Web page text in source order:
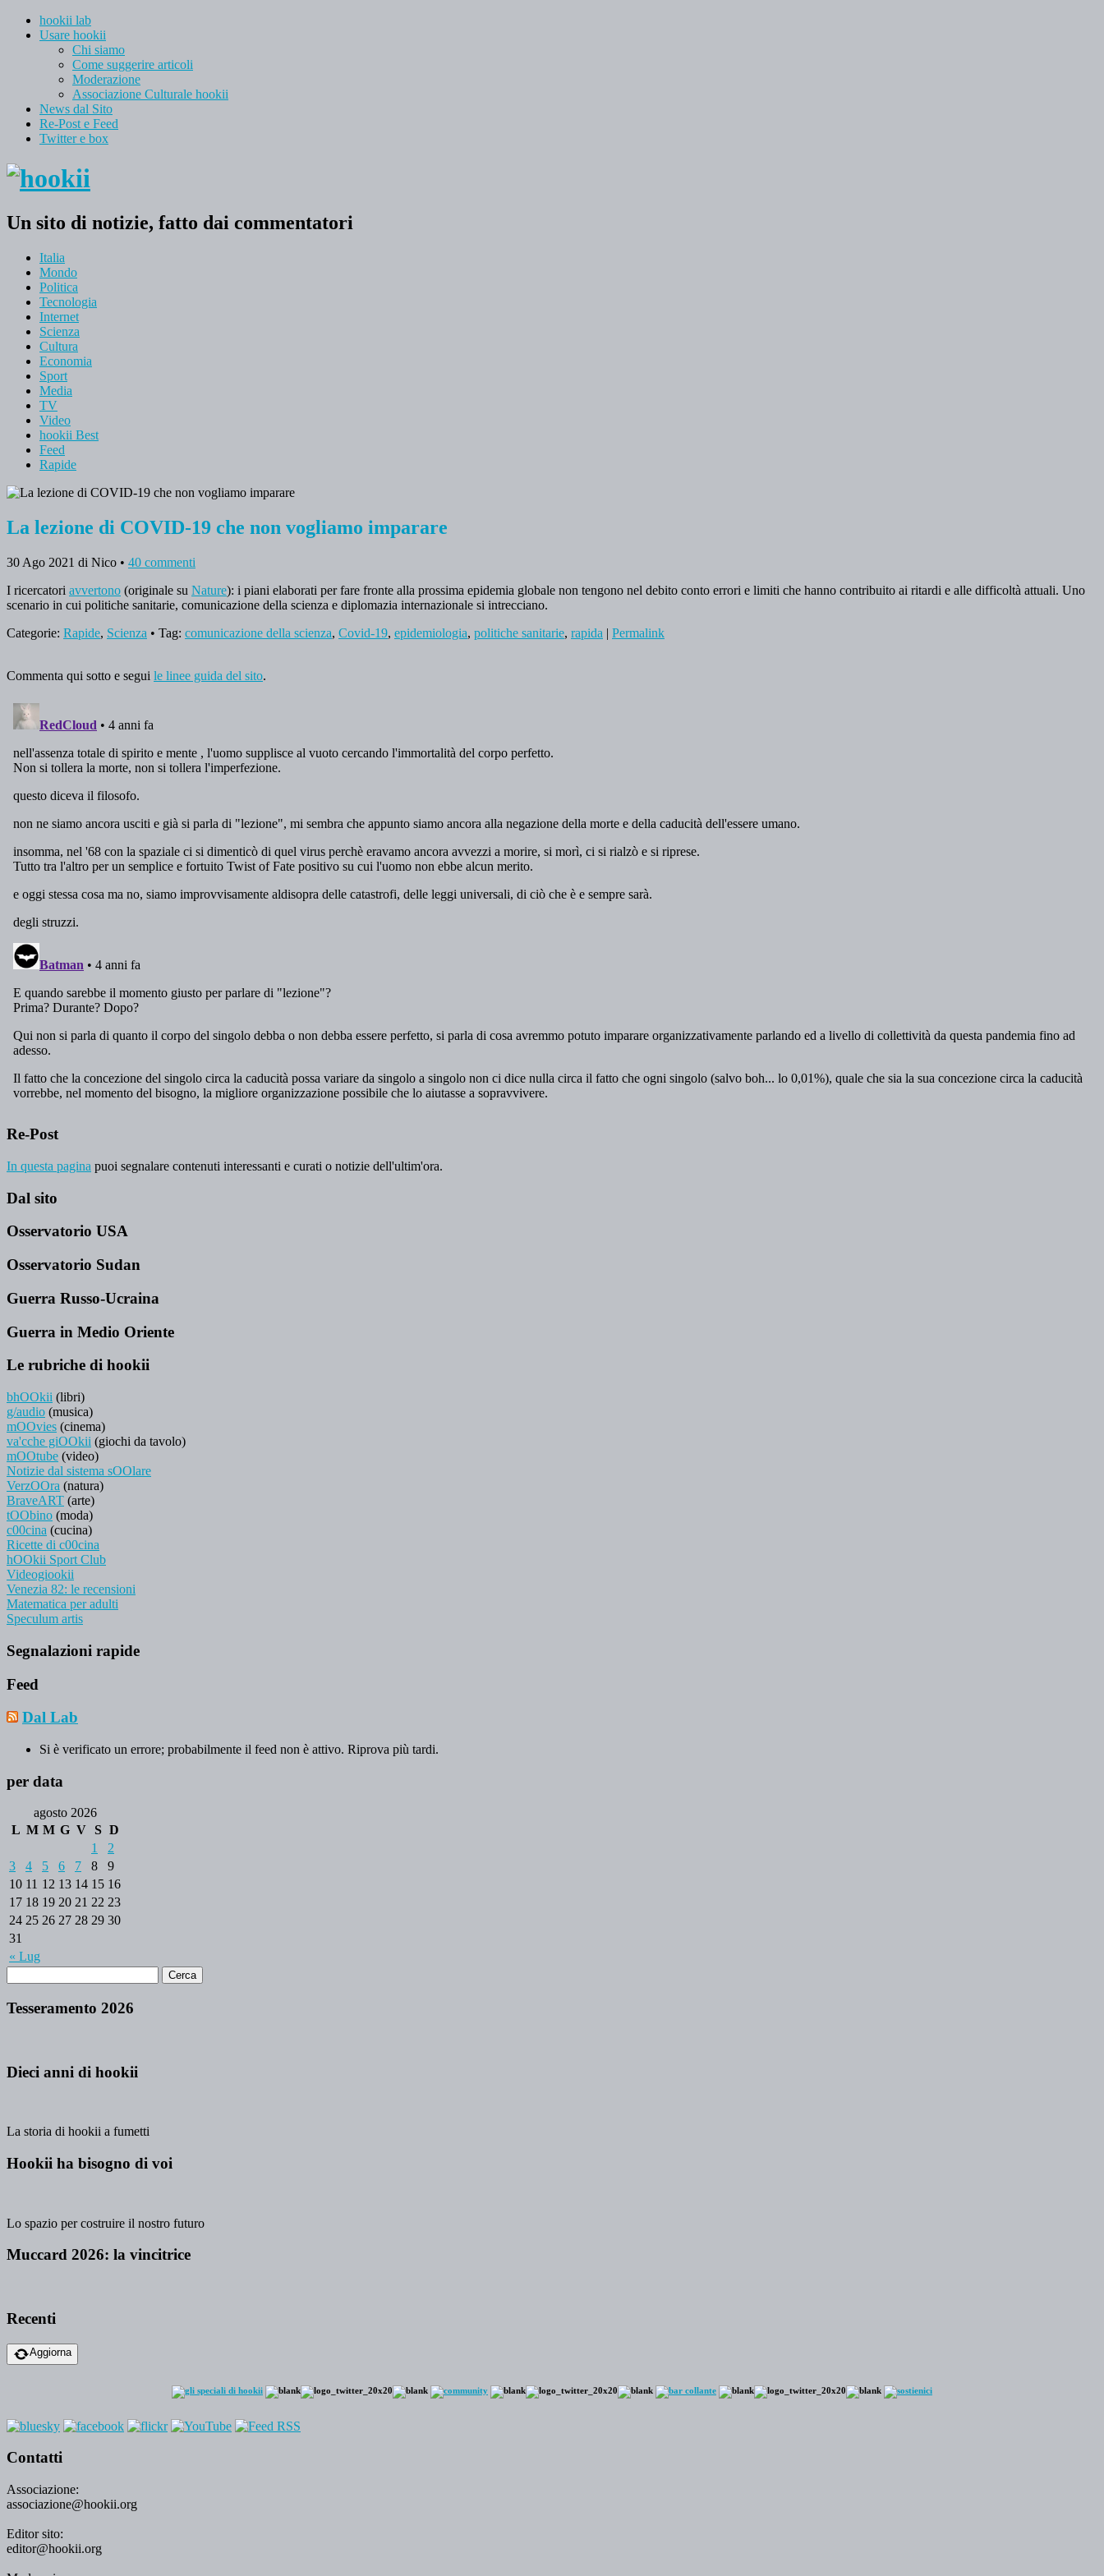
hookii lab
Usare hookii
Chi siamo
Come suggerire articoli
Moderazione
Associazione Culturale hookii
News dal Sito
Re-Post e Feed
Twitter e box
Un sito di notizie, fatto dai commentatori
Italia
Mondo
Politica
Tecnologia
Internet
Scienza
Cultura
Economia
Sport
Media
TV
Video
hookii Best
Feed
Rapide
La lezione di COVID-19 che non vogliamo imparare
30 Ago 2021 di Nico • 40 commenti
I ricercatori avvertono (originale su Nature): i piani elaborati per fare fronte alla prossima epidemia globale non tengono nel debito conto errori e limiti che hanno contribuito ai ritardi e alle difficoltà attuali. Uno
scenario in cui politiche sanitarie, comunicazione della scienza e diplomazia internazionale si intrecciano.
Categorie: Rapide, Scienza • Tag: comunicazione della scienza, Covid-19, epidemiologia, politiche sanitarie, rapida | Permalink
Commenta qui sotto e segui le linee guida del sito.
Re-Post
In questa pagina puoi segnalare contenuti interessanti e curati o notizie dell'ultim'ora.
Dal sito
Osservatorio USA
Osservatorio Sudan
Guerra Russo-Ucraina
Guerra in Medio Oriente
Le rubriche di hookii
bhOOkii (libri)
g/audio (musica)
mOOvies (cinema)
va'cche giOOkii (giochi da tavolo)
mOOtube (video)
Notizie dal sistema sOOlare
VerzOOra (natura)
BraveART (arte)
tOObino (moda)
c00cina (cucina)
Ricette di c00cina
hOOkii Sport Club
Videogiookii
Venezia 82: le recensioni
Matematica per adulti
Speculum artis
Segnalazioni rapide
Feed
Dal Lab
Si è verificato un errore; probabilmente il feed non è attivo. Riprova più tardi.
per data
agosto 2026
L M M G V S D
« Lug
1
2
3
4 5 6 7 8
9
10 11 12 13 14 15 16
17 18 19 20 21 22 23
24 25 26 27 28 29 30
31
Tesseramento 2026
Dieci anni di hookii
La storia di hookii a fumetti
Hookii ha bisogno di voi
Lo spazio per costruire il nostro futuro
Muccard 2026: la vincitrice
Recenti
Aggiorna
Contatti
Associazione:
associazione@hookii.org
Editor sito:
editor@hookii.org